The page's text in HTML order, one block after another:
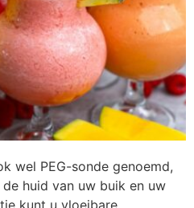
wel PEG-sonde genoemd,
huid van uw buik en uw